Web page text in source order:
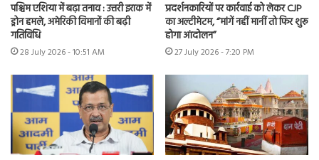
पश्चिम एशिया में बढ़ा तनाव : उत्तरी इराक में
ड्रोन हमले, अमेरिकी विमानों की बढ़ी
गतिविधि
28 July 2026 - 10:51 AM
प्रदर्शनकारियों पर कार्रवाई को लेकर CJP
का अल्टीमेटम, “मांगें नहीं मानीं तो फिर शुरू
होगा आंदोलन”
27 July 2026 - 7:20 PM